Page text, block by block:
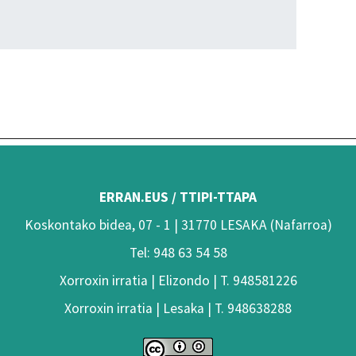
ERRAN.EUS / TTIPI-TTAPA
Koskontako bidea, 07 - 1 | 31770 LESAKA (Nafarroa)
Tel: 948 63 54 58
Xorroxin irratia | Elizondo | T. 948581226
Xorroxin irratia | Lesaka | T. 948638288